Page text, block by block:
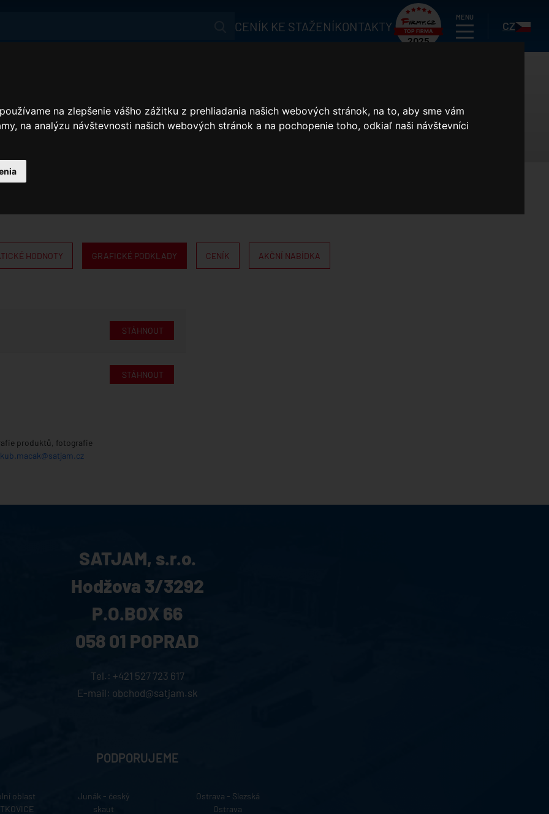
na zlepšenie vášho zážitku z prehliadania našich webových stránok, na to, aby sme vám
na analýzu návštevnosti našich webových stránok a na pochopenie toho, odkiaľ naši návštevníci
HLEDAT
CENÍK KE STAŽENÍKONTAKTY
MENU
CZ
Jak ušetřit?
Cenníky
PODKLADY
HODNOTY GRAFICKÉ PODKLADY CENÍK AKČNÍ NABÍDKA
STÁHNOUT
STÁHNOUT
produktů, fotografie
SATJAM, s.r.o.
Hodžova 3/3292
P.O.BOX 66
058 01 POPRAD
Tel.: +421 527 723 617
E-mail: obchod@satjam.sk
PODPORUJEME
oblast
Junák - český
skaut
Ostrava - Slezská
Ostrava